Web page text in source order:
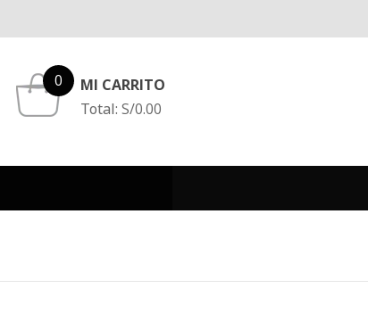
0
MI CARRITO
Total: S/0.00